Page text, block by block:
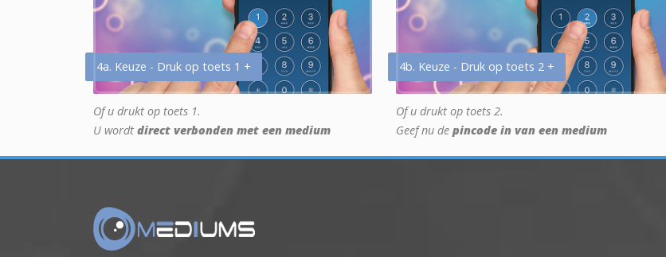
4a. Keuze - Druk op toets 1 +
Of u drukt op toets 1.
U wordt direct verbonden met een medium
4b. Keuze - Druk op toets 2 +
Of u drukt op toets 2.
Geef nu de pincode in van een medium